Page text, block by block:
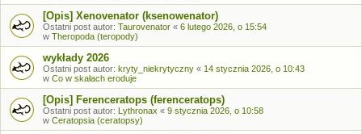
[Opis] Xenovenator (ksenowenator)
Ostatni post autor: Taurovenator « 6 lutego 2026, o 15:54
w Theropoda (teropody)
wykłady 2026
Ostatni post autor: kryty_niekrytyczny « 14 stycznia 2026, o 10:43
w Co w skałach eroduje
[Opis] Ferenceratops (ferenceratops)
Ostatni post autor: Lythronax « 9 stycznia 2026, o 10:58
w Ceratopsia (ceratopsy)